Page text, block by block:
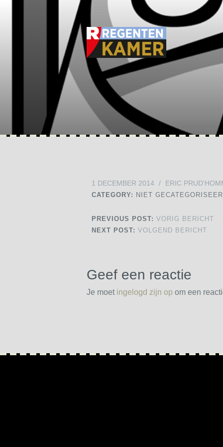
1 DECEMBER 2014 / ERIC
CATEGORY: NIET
PREVIOUS POST: VORIG BERICHT
NEXT POST: VOLGEND BERICHT
Geef een reactie
Je moet ingelogd zijn op om een